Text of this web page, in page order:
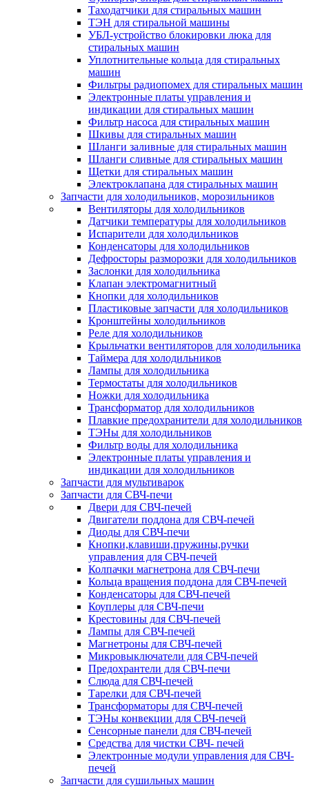
Таходатчики для стиральных машин
ТЭН для стиральной машины
УБЛ-устройство блокировки люка для
стиральных машин
Уплотнительные кольца для стиральных
машин
Фильтры радиопомех для стиральных машин
Электронные платы управления и
индикации для стиральных машин
Фильтр насоса для стиральных машин
Шкивы для стиральных машин
Шланги заливные для стиральных машин
Шланги сливные для стиральных машин
Щетки для стиральных машин
Электроклапана для стиральных машин
Запчасти для холодильников, морозильников
Вентиляторы для холодильников
Датчики температуры для холодильников
Испарители для холодильников
Конденсаторы для холодильников
Дефросторы разморозки для холодильников
Заслонки для холодильника
Клапан электромагнитный
Кнопки для холодильников
Пластиковые запчасти для холодильников
Кронштейны холодильников
Реле для холодильников
Крыльчатки вентиляторов для холодильника
Таймера для холодильников
Лампы для холодильника
Термостаты для холодильников
Ножки для холодильника
Трансформатор для холодильников
Плавкие предохранители для холодильников
ТЭНы для холодильников
Фильтр воды для холодильника
Электронные платы управления и
индикации для холодильников
Запчасти для мультиварок
Запчасти для СВЧ-печи
Двери для СВЧ-печей
Двигатели поддона для СВЧ-печей
Диоды для СВЧ-печи
Кнопки,клавиши,пружины,ручки
управления для СВЧ-печей
Колпачки магнетрона для СВЧ-печи
Кольца вращения поддона для СВЧ-печей
Конденсаторы для СВЧ-печей
Коуплеры для СВЧ-печи
Крестовины для СВЧ-печей
Лампы для СВЧ-печей
Магнетроны для СВЧ-печей
Микровыключатели для СВЧ-печей
Предохрантели для СВЧ-печи
Слюда для СВЧ-печей
Тарелки для СВЧ-печей
Трансформаторы для СВЧ-печей
ТЭНы конвекции для СВЧ-печей
Сенсорные панели для СВЧ-печей
Средства для чистки СВЧ- печей
Электронные модули управления для СВЧ-
печей
Запчасти для сушильных машин